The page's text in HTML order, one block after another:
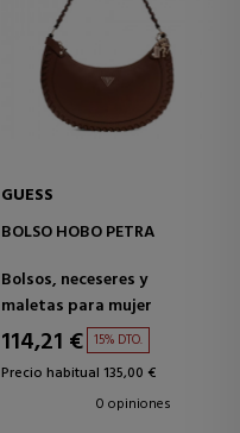
GUESS
BOLSO HOBO PETRA
Bolsos, neceseres y
maletas para mujer
114,21 € 15% DTO.
Precio habitual 135,00 €
0 opiniones